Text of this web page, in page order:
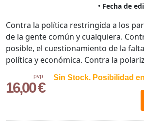
Fecha de
pvp.
16,00 €
Sin Stock. Posibilidad
Contra la política restringida a los
de la gente común y cualquiera.
posible, el cuestionamiento de la
política y económica. Contra la